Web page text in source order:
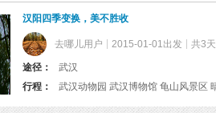
汉阳四季变换，美不胜收
去哪儿用户 2015-01-01出发 共3天
途径：
武汉
行程：